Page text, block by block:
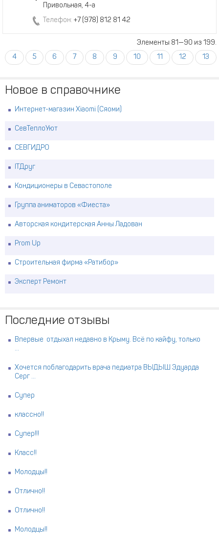
Привольная, 4-а
Телефон: +7 (978) 812 81 42
Элементы 81—90 из 199.
4
5 6 7 8 9 10 11 12 13
Новое в справочнике
Интернет-магазин Xiaomi (Сяоми)
СевТеплоУют
СЕВГИДРО
ITДруг
Кондиционеры в Севастополе
Группа аниматоров «Фиеста»
Авторская кондитерская Анны Ладован
Prom Up
Строительная фирма «Ратибор»
Эксперт Ремонт
Последние отзывы
Впервые отдыхал недавно в Крыму. Всё по кайфу, только
...
Хочется поблагодарить врача педиатра ВЫДЫШ Эдуарда
Серг ...
Супер
классно!!
Супер!!!
Класс!!
Молодцы!!
Отлично!!
Отлично!!
Молодцы!!